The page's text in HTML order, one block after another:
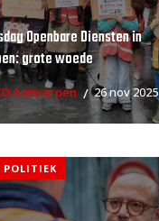
Openbare Diensten in
grote woede
Antwerpen 26 nov 2025
POLITIEK